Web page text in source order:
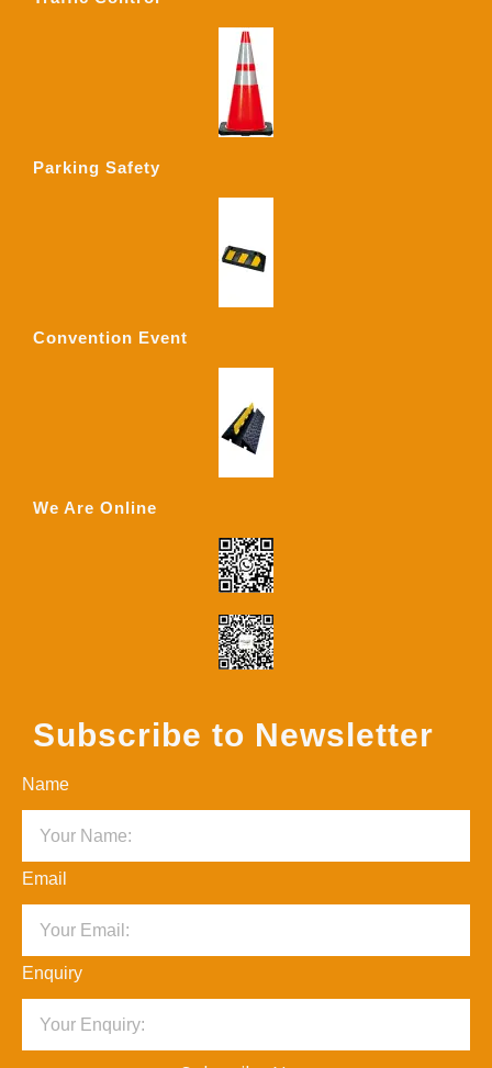
Parking Safety
Convention Event
We Are Online
Subscribe to Newsletter
Name
Email
Enquiry